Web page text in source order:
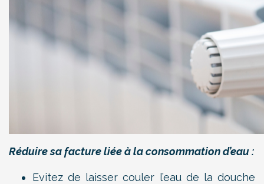
Réduire sa facture liée à la consommation d’eau :
Evitez de laisser couler l’eau de la douche